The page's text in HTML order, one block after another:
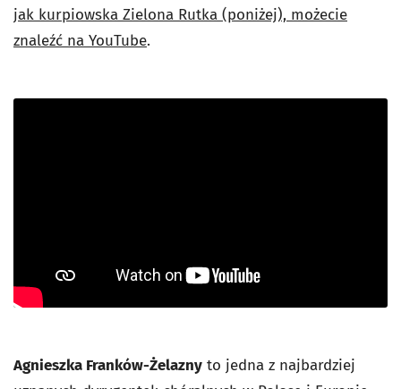
jak kurpiowska Zielona Rutka (poniżej), możecie
znaleźć na YouTube.
Agnieszka Franków-Żelazny to jedna z najbardziej